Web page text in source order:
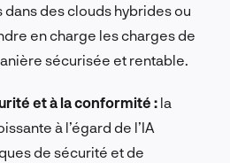
des clouds hybrides ou
en charge les charges de
sécurisée et rentable.
et à la conformité : la
à l’égard de l’IA
de sécurité et de